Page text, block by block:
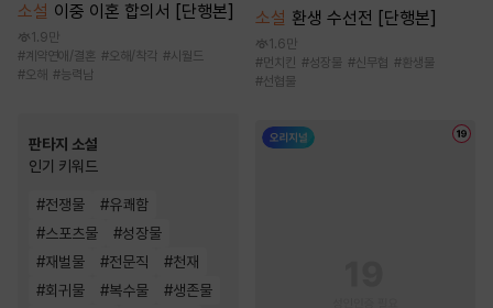
소설 이중 이혼 합의서 [단행본]
1.9만
# 계약연애/결혼 #오해/착각 #시월드
#오해 #능력남
판타지 소설
인기 키워드
#전쟁물 #유쾌함
#스포츠물 #성장물
#재벌물 #전문직 #천재
#회귀물 #복수물 #생존물
소설 환생 수선전 [단행본]
1.6만
#먼치킨 #성장물 #신무협 #환생물
#선협물